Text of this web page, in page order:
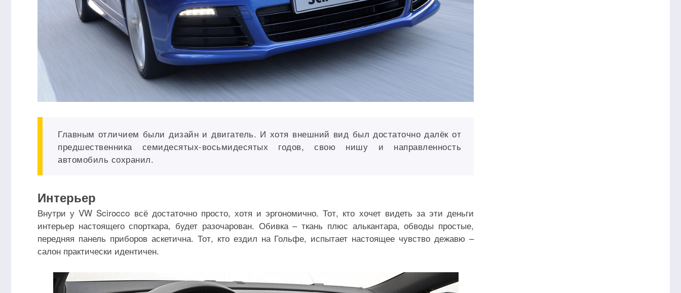
Главным отличием были дизайн и двигатель. И хотя внешний вид был достаточно далёк от
предшественника семидесятых-восьмидесятых годов, свою нишу и направленность
автомобиль сохранил.
Интерьер
Внутри у VW Scirocco всё достаточно просто, хотя и эргономично. Тот, кто хочет видеть за эти деньги
интерьер настоящего спорткара, будет разочарован. Обивка – ткань плюс алькантара, обводы простые,
передняя панель приборов аскетична. Тот, кто ездил на Гольфе, испытает настоящее чувство дежавю –
салон практически идентичен.